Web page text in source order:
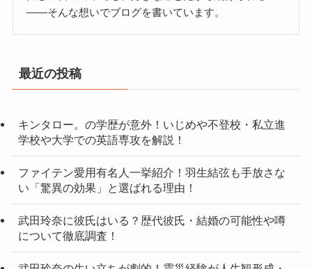
——そんな想いでブログを書いています。
最近の投稿
キンタロー。の学歴が意外！いじめや不登校・私立進
学校や大学での英語専攻を解説！
ファイテン愛用有名人一挙紹介！羽生結弦も手放さな
い「驚異の効果」と選ばれる理由！
武田玲奈に彼氏はいる？歴代彼氏・結婚の可能性や噂
について徹底調査！